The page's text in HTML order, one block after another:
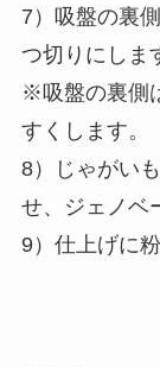
7）吸盤の裏
つ切りにしま
※吸盤の裏側
すくします。
8）じゃがい
せ、ジェノベ
9）仕上げに